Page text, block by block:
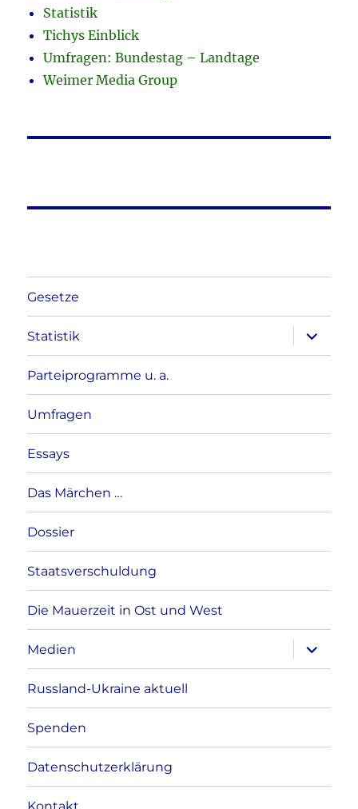
Statistik
Tichys Einblick
Umfragen: Bundestag – Landtage
Weimer Media Group
Gesetze
Statistik
anzeigen
Parteiprogramme u. a.
Umfragen
Essays
Das Märchen …
Dossier
Staatsverschuldung
Die Mauerzeit in Ost und West
Medien
anzeigen
Russland-Ukraine aktuell
Spenden
Datenschutzerklärung
Kontakt